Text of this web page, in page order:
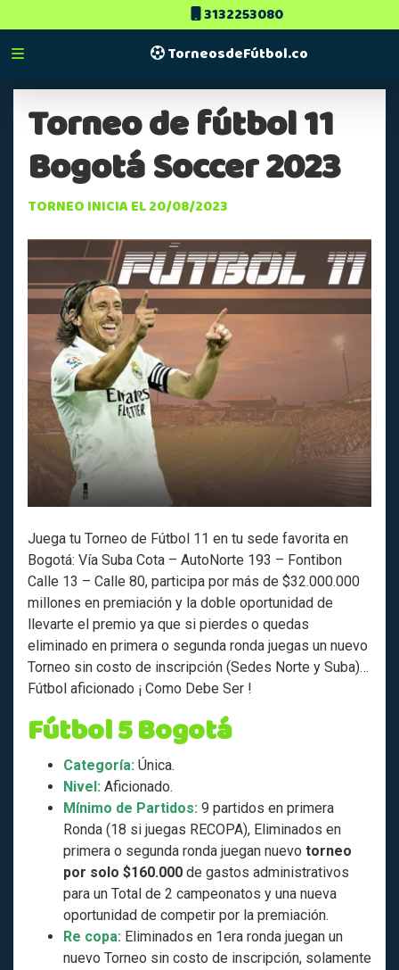
3132253080
TorneosdeFútbol.co
Torneo de fútbol 11
Bogotá Soccer 2023
TORNEO INICIA EL 20/08/2023
Juega tu Torneo de Fútbol 11 en tu sede favorita en
Bogotá: Vía Suba Cota – AutoNorte 193 – Fontibon
Calle 13 – Calle 80, participa por más de $32.000.000
millones en premiación y la doble oportunidad de
llevarte el premio ya que si pierdes o quedas
eliminado en primera o segunda ronda juegas un nuevo
Torneo sin costo de inscripción (Sedes Norte y Suba)…
Fútbol aficionado ¡ Como Debe Ser !
Fútbol 5 Bogotá
Categoría: Única.
Nivel: Aficionado.
Mínimo de Partidos: 9 partidos en primera
Ronda (18 si juegas RECOPA), Eliminados en
primera o segunda ronda juegan nuevo torneo
por solo $160.000 de gastos administrativos
para un Total de 2 campeonatos y una nueva
oportunidad de competir por la premiación.
Re copa: Eliminados en 1era ronda juegan un
nuevo Torneo sin costo de inscripción, solamente